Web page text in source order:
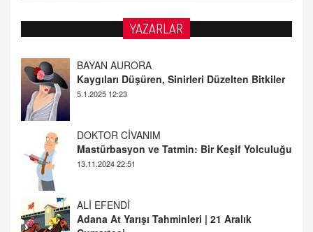
YAZARLAR
DOKTOR CİVANIM
Mastürbasyon ve Tatmin: Bir Keşif Yolculuğu
13.11.2024 22:51
ALİ EFENDİ
Adana At Yarışı Tahminleri | 21 Aralık
Cumartesi
TUTKUNUN PERİSİ
Sağlıklı Bir Cinsel Yaşam ile İlgili Bilinmesi